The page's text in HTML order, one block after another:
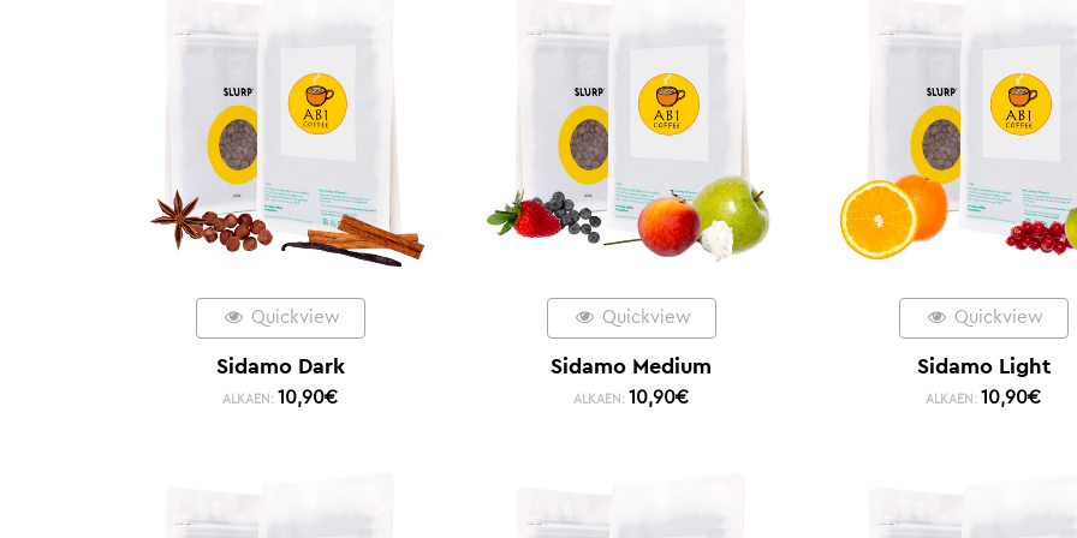
Quickview
Sidamo Dark
ALKAEN: 10,90€
Quickview
Sidamo Medium
ALKAEN: 10,90€
Quickview
Sidamo Light
ALKAEN: 10,90€